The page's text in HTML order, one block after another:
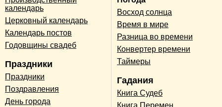
календарь
Церковный календарь
Календарь постов
Годовщины свадеб
Праздники
Праздники
Поздравления
День города
Восход солнца
Время в мире
Разница во времени
Конвертер времени
Таймеры
Гадания
Книга Судеб
Книга Перемен